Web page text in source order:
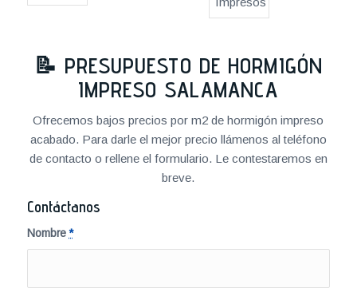
📝 PRESUPUESTO DE HORMIGÓN
IMPRESO SALAMANCA
Ofrecemos bajos precios por m2 de hormigón impreso
acabado. Para darle el mejor precio llámenos al teléfono
de contacto o rellene el formulario. Le contestaremos en
breve.
Contáctanos
Nombre*